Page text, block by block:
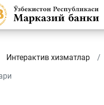
Интерактив хизматлар